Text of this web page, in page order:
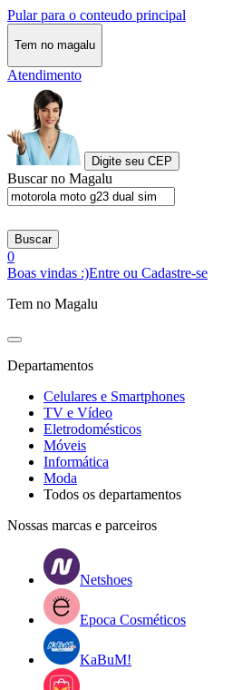
Pular para o conteudo principal
Tem no magalu
Atendimento
Digite seu CEP
Buscar no Magalu
Buscar
0
Boas vindas :)Entre ou Cadastre-se
Tem no Magalu
Departamentos
Celulares e Smartphones
TV e Vídeo
Eletrodomésticos
Móveis
Informática
Moda
Todos os departamentos
Nossas marcas e parceiros
Netshoes
Epoca Cosméticos
KaBuM!